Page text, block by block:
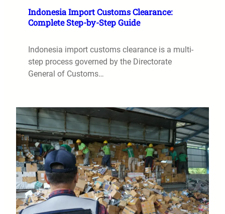
Indonesia Import Customs Clearance:
Complete Step-by-Step Guide
Indonesia import customs clearance is a multi-
step process governed by the Directorate
General of Customs…